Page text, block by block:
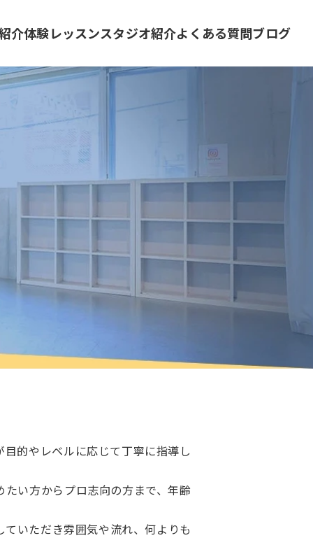
介体験レッスンスタジオ紹介よくある質問ブログ
的やレベルに応じて丁寧に指導し
い方からプロ志向の方まで、年齢
いただき雰囲気や流れ、何よりも